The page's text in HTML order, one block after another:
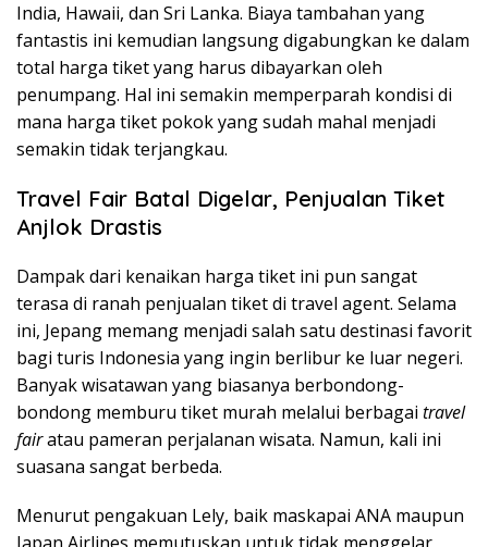
India, Hawaii, dan Sri Lanka. Biaya tambahan yang
fantastis ini kemudian langsung digabungkan ke dalam
total harga tiket yang harus dibayarkan oleh
penumpang. Hal ini semakin memperparah kondisi di
mana harga tiket pokok yang sudah mahal menjadi
semakin tidak terjangkau.
Travel Fair Batal Digelar, Penjualan Tiket
Anjlok Drastis
Dampak dari kenaikan harga tiket ini pun sangat
terasa di ranah penjualan tiket di travel agent. Selama
ini, Jepang memang menjadi salah satu destinasi favorit
bagi turis Indonesia yang ingin berlibur ke luar negeri.
Banyak wisatawan yang biasanya berbondong-
bondong memburu tiket murah melalui berbagai travel
fairatau pameran perjalanan wisata. Namun, kali ini
suasana sangat berbeda.
Menurut pengakuan Lely, baik maskapai ANA maupun